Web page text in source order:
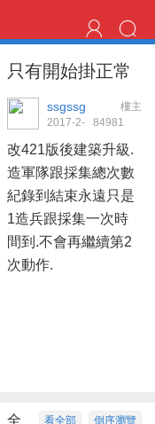
只有開始掛正常
樓主
ssgssg
84981
2017-2-
改421版後建築升級.
造軍隊跟採集總次數
紀錄到結束永遠只是
1造兵跟採集一次時
間到.不會再繼續第2
次動作.
倒序瀏覽
看全部
全